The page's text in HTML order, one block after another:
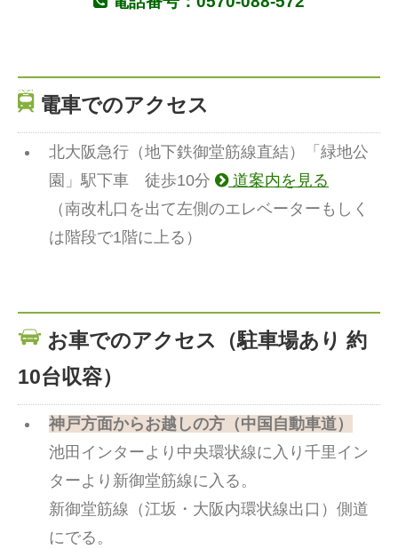
電車でのアクセス
北大阪急行（地下鉄御堂筋線直結）「緑地公
園」駅下車 徒歩10分
道案内を見る
（南改札口を出て左側のエレベーターもしく
は階段で1階に上る）
お車でのアクセス（駐車場あり 約
10台収容）
神戸方面からお越しの方（中国自動車道）
池田インターより中央環状線に入り千里イン
ターより新御堂筋線に入る。
新御堂筋線（江坂・大阪内環状線出口）側道
にでる。